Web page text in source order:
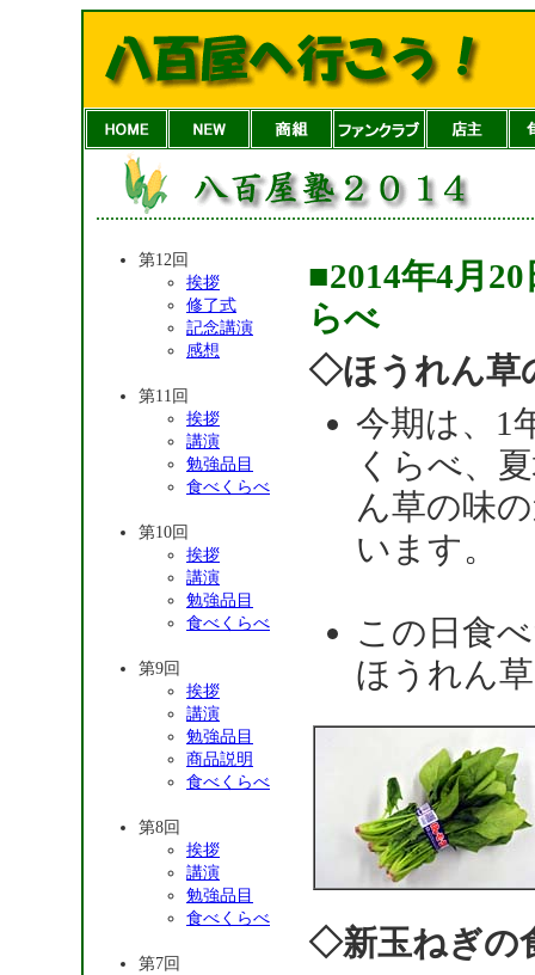
第12回
挨拶
修了式
記念講演
感想
第11回
挨拶
講演
勉強品目
食べくらべ
第10回
挨拶
講演
勉強品目
食べくらべ
第9回
挨拶
講演
勉強品目
商品説明
食べくらべ
第8回
挨拶
講演
勉強品目
食べくらべ
第7回
■2014年4月
らべ
◇ほうれん草
今期は、1
くらべ、
ん草の味
います。
この日食
ほうれん
◇新玉ねぎの